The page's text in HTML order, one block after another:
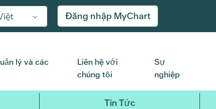
Đăng nhập MyChart
lý và các
Liên hệ với
chúng tôi
Sự
nghiệp
Tin Tức